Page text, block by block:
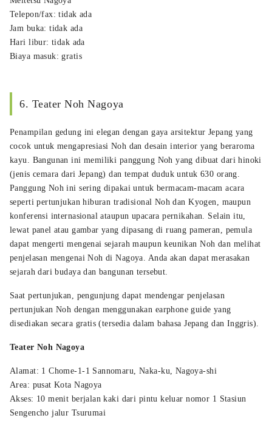
Telepon/fax: tidak ada
Jam buka: tidak ada
Hari libur: tidak ada
Biaya masuk: gratis
6. Teater Noh Nagoya
Penampilan gedung ini elegan dengan gaya arsitektur Jepang yang
cocok untuk mengapresiasi Noh dan desain interior yang beraroma
kayu. Bangunan ini memiliki panggung Noh yang dibuat dari hinoki
(jenis cemara dari Jepang) dan tempat duduk untuk 630 orang.
Panggung Noh ini sering dipakai untuk bermacam-macam acara
seperti pertunjukan hiburan tradisional Noh dan Kyogen, maupun
konferensi internasional ataupun upacara pernikahan. Selain itu,
lewat panel atau gambar yang dipasang di ruang pameran, pemula
dapat mengerti mengenai sejarah maupun keunikan Noh dan melihat
penjelasan mengenai Noh di Nagoya. Anda akan dapat merasakan
sejarah dari budaya dan bangunan tersebut.
Saat pertunjukan, pengunjung dapat mendengar penjelasan
pertunjukan Noh dengan menggunakan earphone guide yang
disediakan secara gratis (tersedia dalam bahasa Jepang dan Inggris).
Teater Noh Nagoya
Alamat: 1 Chome-1-1 Sannomaru, Naka-ku, Nagoya-shi
Area: pusat Kota Nagoya
Akses: 10 menit berjalan kaki dari pintu keluar nomor 1 Stasiun
Sengencho jalur Tsurumai